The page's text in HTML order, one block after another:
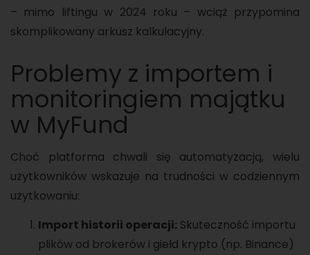
– mimo liftingu w 2024 roku – wciąż przypomina
skomplikowany arkusz kalkulacyjny.
Problemy z importem i
monitoringiem majątku
w MyFund
Choć platforma chwali się automatyzacją, wielu
użytkowników wskazuje na trudności w codziennym
użytkowaniu:
Import historii operacji: Skuteczność importu
plików od brokerów i giełd krypto (np. Binance)